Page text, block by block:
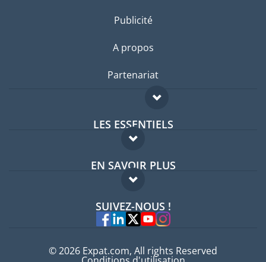
Publicité
A propos
Partenariat
LES ESSENTIELS
Forum expatriés
Guides pays
EN SAVOIR PLUS
FAQ
Experts
SUIVEZ-NOUS !
© 2026 Expat.com, All rights Reserved